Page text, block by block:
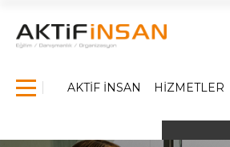
AKTİF İNSAN HİZMETLER
×